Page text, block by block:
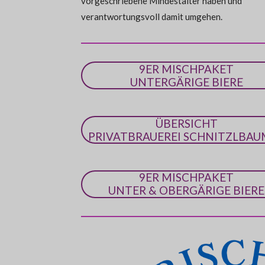
e
verantwortungsvoll damit umgehen.
9ER MISCHPAKET
UNTERGÄRIGE BIERE
ÜBERSICHT
PRIVATBRAUEREI
9ER MISCHPAKET
UNTER & OBERGÄRIGE BIERE